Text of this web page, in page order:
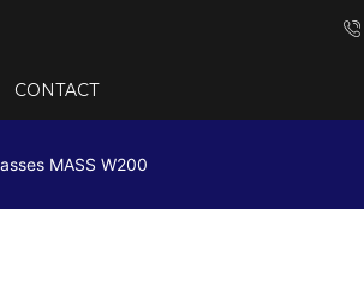
CONTACT
MASS W200